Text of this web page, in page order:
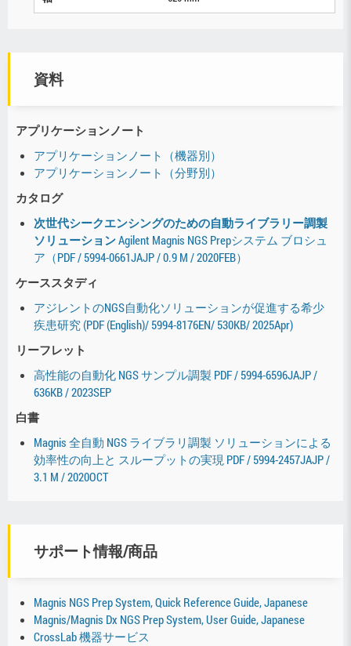
資料
アプリケーションノート
アプリケーションノート（機器別）
アプリケーションノート（分野別）
カタログ
次世代シークエンシングのための自動ライブラリー調製
ソリューションAgilent Magnis NGS Prepシステム ブロシュ
ア（PDF / 5994-0661JAJP / 0.9 M / 2020FEB）
ケーススタディ
アジレントのNGS自動化ソリューションが促進する希少
疾患研究 (PDF (English)/ 5994-8176EN/ 530KB/ 2025Apr)
リーフレット
高性能の自動化 NGS サンプル調製 PDF / 5994-6596JAJP /
636KB / 2023SEP
白書
Magnis 全自動 NGS ライブラリ調製 ソリューションによる
効率性の向上と スループットの実現 PDF / 5994-2457JAJP /
3.1 M / 2020OCT
サポート情報/商品
Magnis NGS Prep System, Quick Reference Guide, Japanese
Magnis/Magnis Dx NGS Prep System, User Guide, Japanese
CrossLab 機器サービス